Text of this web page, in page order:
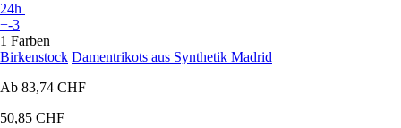
24h
+-3
1 Farben
Birkenstock Damentrikots aus Synthetik Madrid
Ab 83,74 CHF
50,85 CHF